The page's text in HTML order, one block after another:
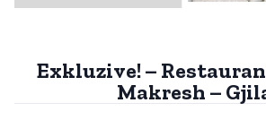
Exkluzive! –
Makresh –